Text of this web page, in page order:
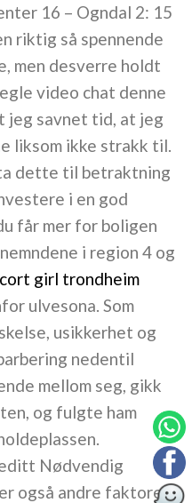
16 – Ogndal 2: 15
riktig så spennende
men desverre holdt
video chat denne
jeg savnet tid, at jeg
liksom ikke strakk til.
ta dette til betraktning
i en god
får mer for boligen
i region 4 og
girl trondheim
ulvesona. Som
usikkerhet og
nedentil
mellom seg, gikk
og fulgte ham
Nødvendig
også andre faktorer